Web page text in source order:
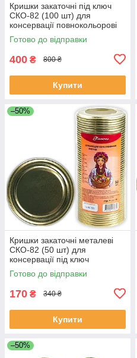
Кришки закаточні під ключ
СКО-82 (100 шт) для
консервації повнокольорові
(фрукти/овочі) Полінка
Готово до відправки
400 ₴ 800 ₴
Купити
–50%
Кришки закаточні металеві
СКО-82 (50 шт) для
консервації під ключ
золотиста (ТМ Панночка)
Готово до відправки
170 ₴ 340 ₴
Купити
–50%